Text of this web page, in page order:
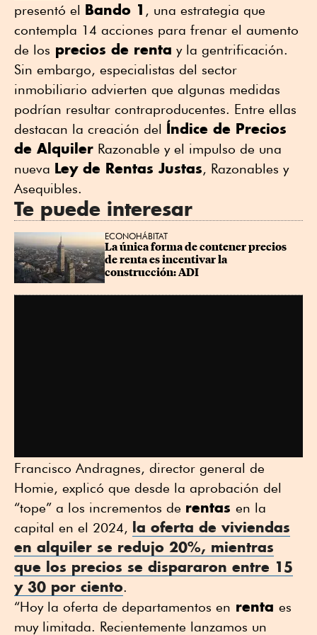
presentó el Bando 1 , una estrategia que
contempla 14 acciones para frenar el aumento
de los precios de renta y la gentrificación.
Sin embargo, especialistas del sector
inmobiliario advierten que algunas medidas
podrían resultar contraproducentes. Entre ellas
destacan la creación del Índice de Precios
de Alquiler Razonable y el impulso de una
nueva Ley de Rentas Justas, Razonables y
Asequibles.
Te puede interesar
ECONOHÁBITAT
La única forma de contener precios
de renta es incentivar la
construcción: ADI
Francisco Andragnes, director general de
Homie, explicó que desde la aprobación del
“tope” a los incrementos de rentas en la
capital en el 2024, la oferta de viviendas
en alquiler se redujo 20%, mientras
que los precios se dispararon entre 15
y 30 por ciento.
“Hoy la oferta de departamentos en renta es
muy limitada. Recientemente lanzamos un